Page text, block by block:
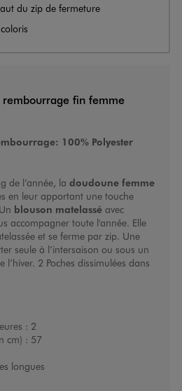
du zip de fermeture
rembourrage fin femme
100% Polyester
de l’année, la doudoune femme
en leur apportant une touche
blouson matelassé avec
accompagner toute l'année. Elle
et se ferme par zip. Une
seule à l’intersaison ou sous un
2 Poches dissimulées dans
: 2
cm) : 57
longues